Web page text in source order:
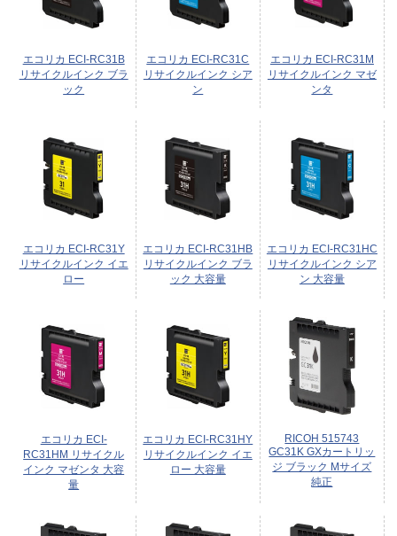
エコリカ ECI-RC31B
リサイクルインク ブラ
ック
エコリカ ECI-RC31C
リサイクルインク シア
ン
エコリカ ECI-RC31M
リサイクルインク マゼ
ンタ
エコリカ ECI-RC31Y
リサイクルインク イエ
ロー
エコリカ ECI-RC31HB
リサイクルインク ブラ
ック 大容量
エコリカ ECI-RC31HC
リサイクルインク シア
ン 大容量
エコリカ ECI-
RC31HM リサイクル
インク マゼンタ 大容
量
エコリカ ECI-RC31HY
リサイクルインク イエ
ロー 大容量
RICOH 515743
GC31K GXカートリッ
ジ ブラック Mサイズ
純正